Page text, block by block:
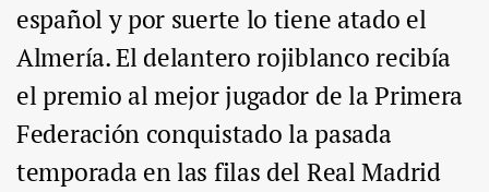
español y por suerte lo tiene atado el
Almería. El delantero rojiblanco recibía
el premio al mejor jugador de la Primera
Federación conquistado la pasada
temporada en las filas del Real Madrid